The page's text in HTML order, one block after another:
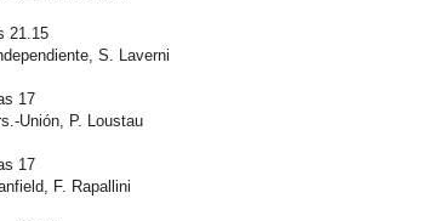
21.15
S. Laverni
17
Unión, P. Loustau
17
F. Rapallini